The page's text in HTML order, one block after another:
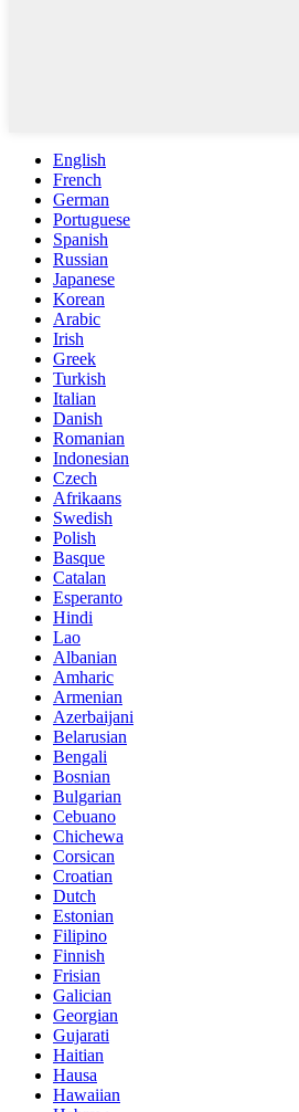
English
French
German
Portuguese
Spanish
Russian
Japanese
Korean
Arabic
Irish
Greek
Turkish
Italian
Danish
Romanian
Indonesian
Czech
Afrikaans
Swedish
Polish
Basque
Catalan
Esperanto
Hindi
Lao
Albanian
Amharic
Armenian
Azerbaijani
Belarusian
Bengali
Bosnian
Bulgarian
Cebuano
Chichewa
Corsican
Croatian
Dutch
Estonian
Filipino
Finnish
Frisian
Galician
Georgian
Gujarati
Haitian
Hausa
Hawaiian